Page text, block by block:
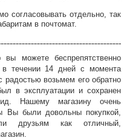
согласовывать отдельно, так
в почтомат.
можете беспрепятственно
в течении 14 дней с момента
радостью возьмем его обратно
в эксплуатации и сохранен
Нашему магазину очень
Вы были довольны покупкой,
друзьям как отличный,